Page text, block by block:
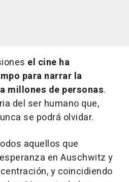
el cine ha
para narrar la
millones de personas.
del ser humano que,
se podrá olvidar.
aquellos que
en Auschwitz y
y coincidiendo